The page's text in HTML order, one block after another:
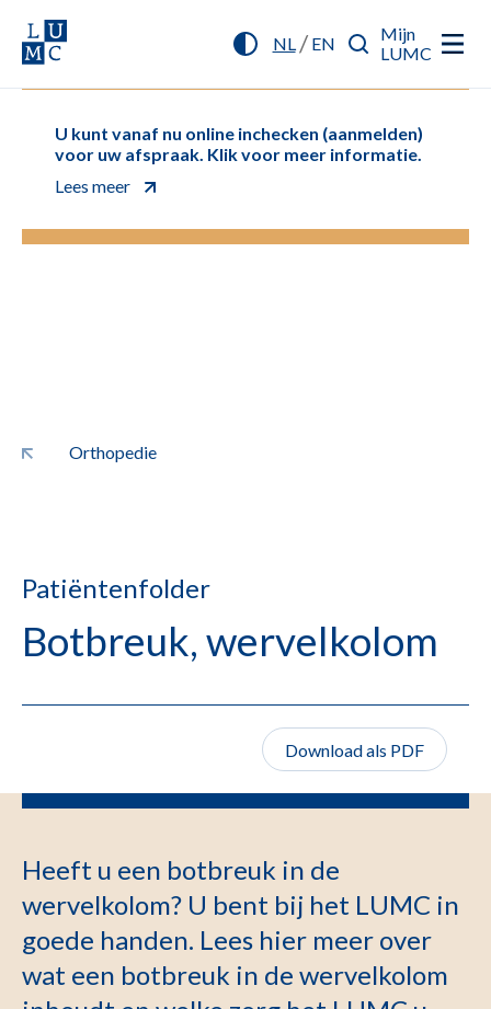
NL/ EN
Mijn
LUMC
U kunt vanaf nu online inchecken (aanmelden)
voor uw afspraak. Klik voor meer informatie.
Lees meer
Orthopedie
Patiëntenfolder
Botbreuk, wervelkolom
Download als PDF
Heeft u een botbreuk in de
wervelkolom? U bent bij het LUMC in
goede handen. Lees hier meer over
wat een botbreuk in de wervelkolom